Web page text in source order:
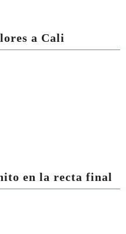
a Cali
en la recta final